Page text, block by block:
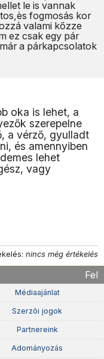
le is vannak
fogmosás kor
valami kőzze
ez csak egy pár
a párkapcsolatok
oka is lehet, a
szerepelne
a vérző, gyulladt
és amennyiben
lehet
vagy
nincs még értékelés
Fel
Médiaajánlat
Szerzõi jogok
Partnereink
Adományozás